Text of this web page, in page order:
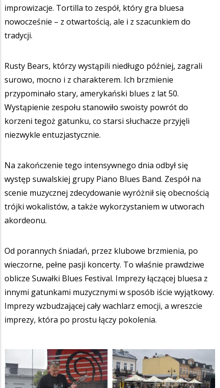
improwizacje. Tortilla to zespół, który gra bluesa
nowocześnie – z otwartością, ale i z szacunkiem do
tradycji.
Rusty Bears, którzy wystąpili niedługo później, zagrali
surowo, mocno i z charakterem. Ich brzmienie
przypominało stary, amerykański blues z lat 50.
Wystąpienie zespołu stanowiło swoisty powrót do
korzeni tegoż gatunku, co starsi słuchacze przyjęli
niezwykle entuzjastycznie.
Na zakończenie tego intensywnego dnia odbył się
występ suwalskiej grupy Piano Blues Band. Zespół na
scenie muzycznej zdecydowanie wyróżnił się obecnością
trójki wokalistów, a także wykorzystaniem w utworach
akordeonu.
Od porannych śniadań, przez klubowe brzmienia, po
wieczorne, pełne pasji koncerty. To właśnie prawdziwe
oblicze Suwałki Blues Festival. Imprezy łączącej bluesa z
innymi gatunkami muzycznymi w sposób iście wyjątkowy.
Imprezy wzbudzającej cały wachlarz emocji, a wreszcie
imprezy, która po prostu łączy pokolenia.